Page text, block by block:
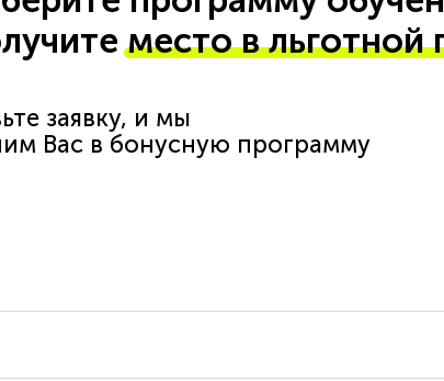
место в льготной
заявку, и мы
Вас в бонусную программу